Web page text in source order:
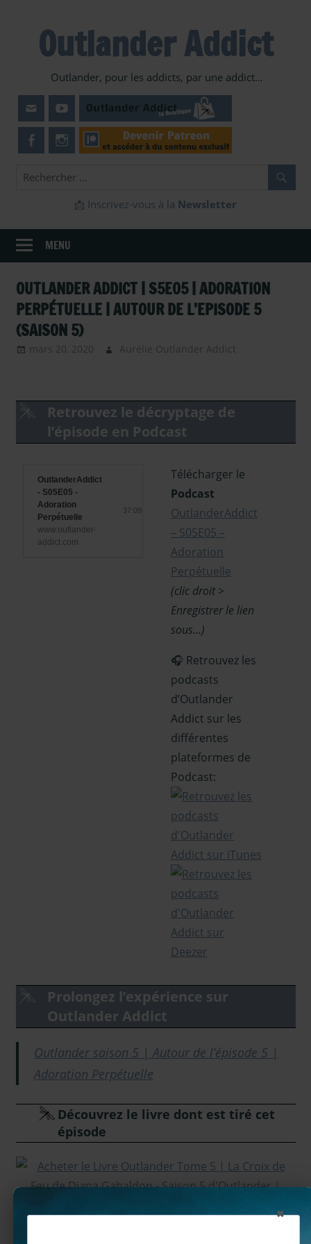
Outlander Addict
Outlander, pour les addicts, par une addict…
📩 Inscrivez-vous à la Newsletter
MENU
OUTLANDER ADDICT | S5E05 | ADORATION
PERPÉTUELLE | AUTOUR DE L’EPISODE 5
(SAISON 5)
mars 20, 2020 Aurélie Outlander Addict
Podcasts
Retrouvez le décryptage de
l’épisode en Podcast
OutlanderAddict
- S05E05 -
Adoration
Perpétuelle
www.outlander-
addict.com
37:09
Télécharger le
Podcast
OutlanderAddict
– S05E05 –
Adoration
Perpétuelle
(clic droit >
Enregistrer le lien
sous…)
🎧 Retrouvez les
podcasts
d’Outlander
Addict sur les
différentes
plateformes de
Podcast:
Prolongez l’expérience sur
Outlander Addict
Outlander saison 5 | Autour de l’épisode 5 |
Adoration Perpétuelle
Découvrez le livre dont est tiré cet
épisode
×